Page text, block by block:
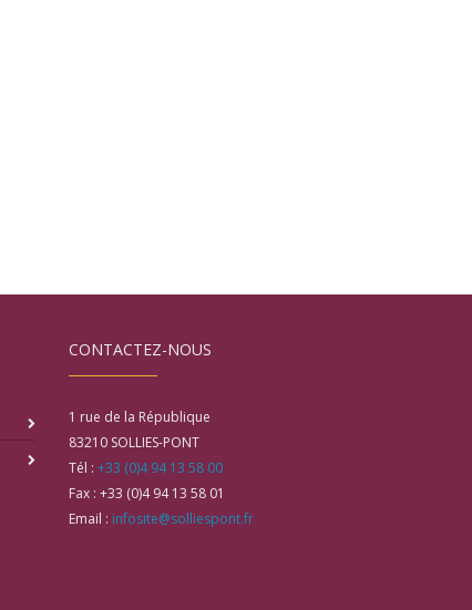
CONTACTEZ-NOUS
1 rue de la République
83210 SOLLIES-PONT
Tél : +33 (0)4 94 13 58 00
Fax : +33 (0)4 94 13 58 01
Email : infosite@solliespont.fr